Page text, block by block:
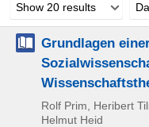
Show 20 results
Grundlagen
Rolf Prim, Heribert
Helmut Heid